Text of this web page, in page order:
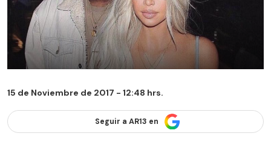
15 de Noviembre de 2017 - 12:48 hrs.
Seguir a AR13 en